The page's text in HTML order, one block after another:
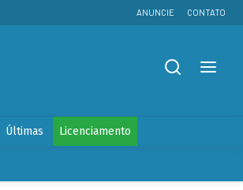
ANUNCIE CONTATO
Últimas Licenciamento